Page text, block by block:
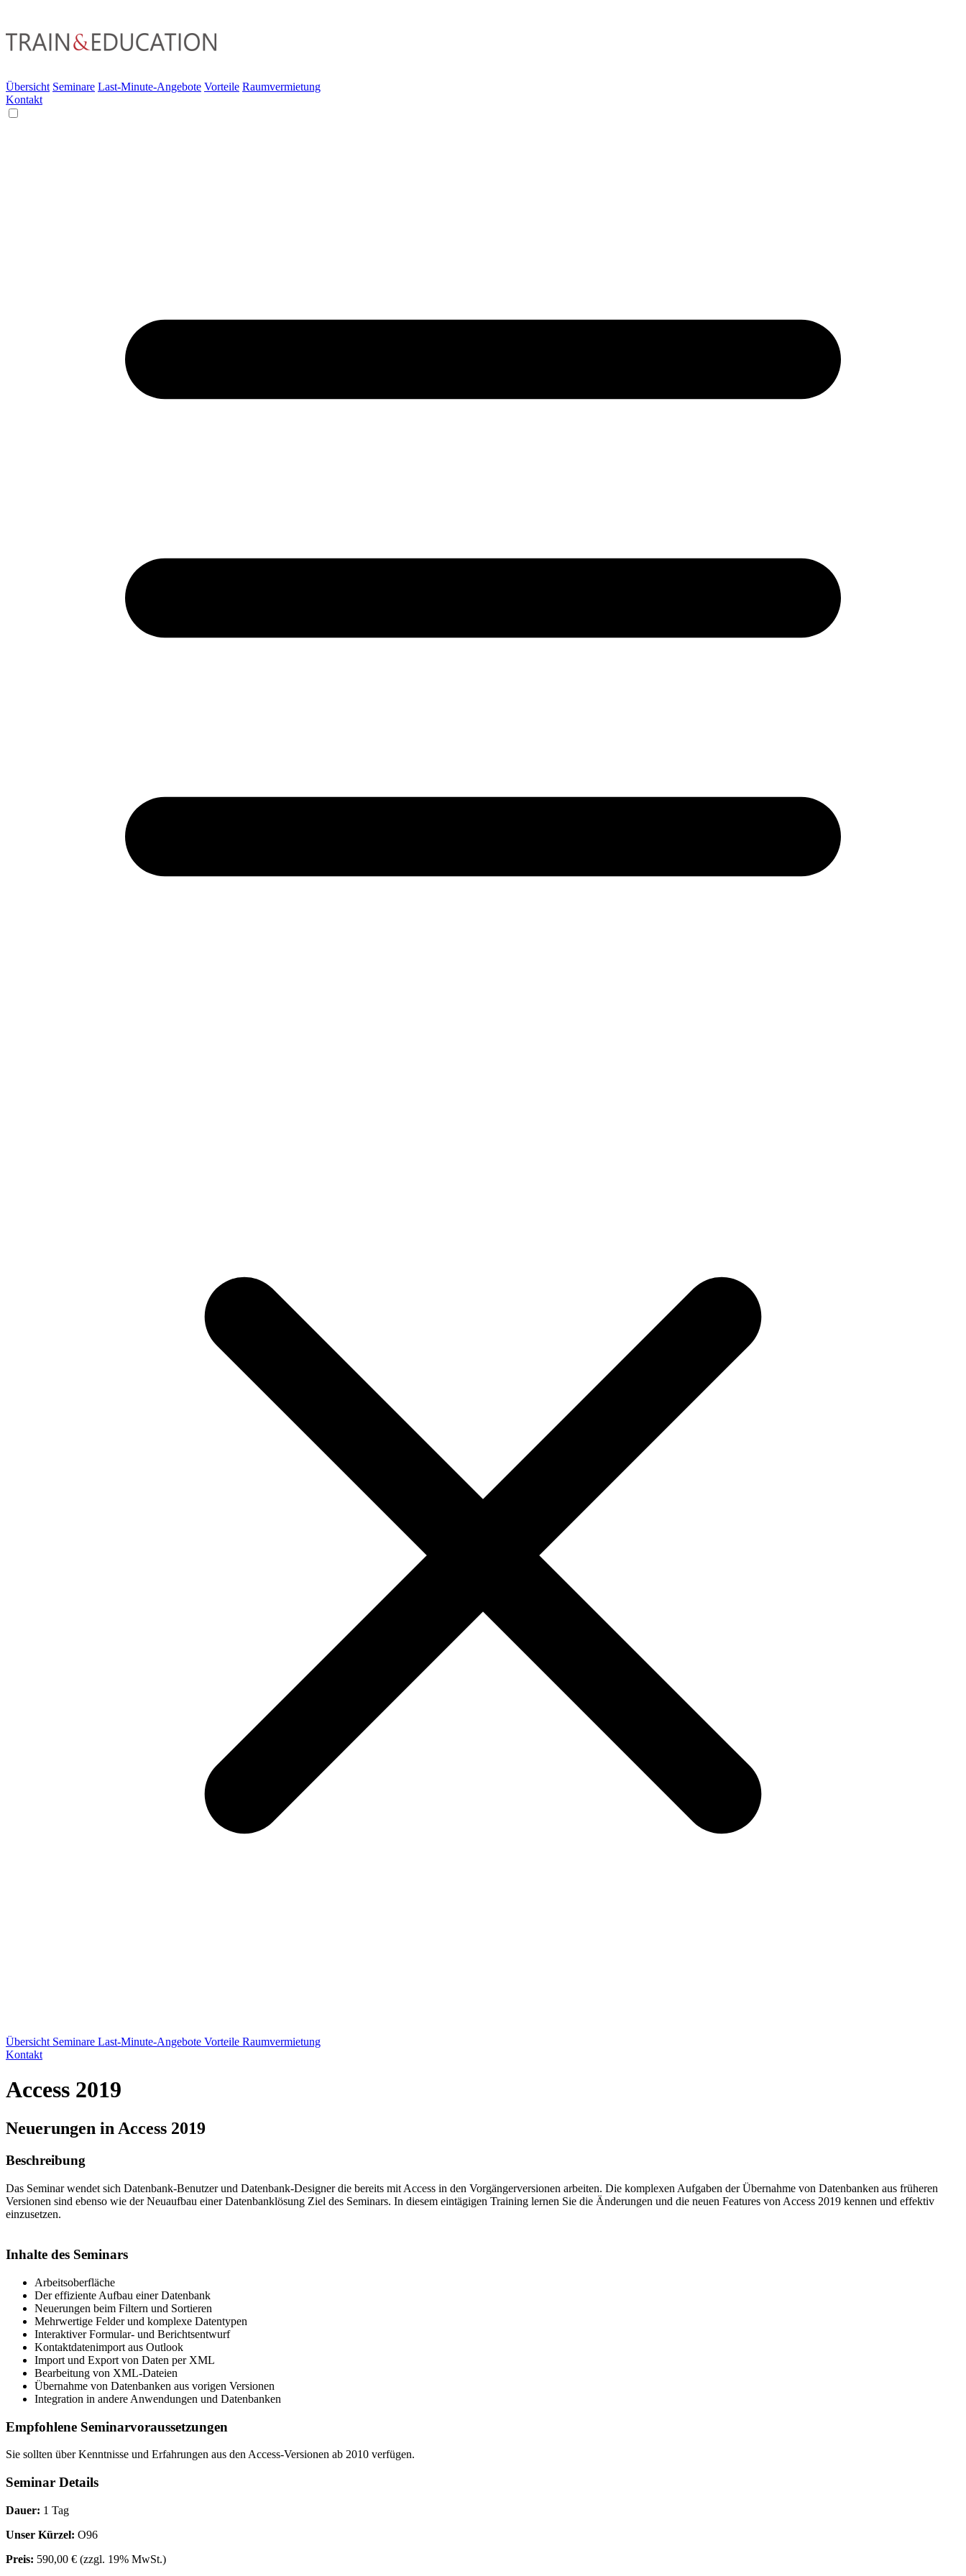
Übersicht Seminare Last-Minute-Angebote Vorteile Raumvermietung
Kontakt
Übersicht Seminare Last-Minute-Angebote Vorteile Raumvermietung
Kontakt
Access 2019
Neuerungen in Access 2019
Beschreibung
Das Seminar wendet sich Datenbank-Benutzer und Datenbank-Designer die bereits mit Access in den Vorgängerversionen arbeiten. Die komplexen Aufgaben der Übernahme von Datenbanken aus früheren
Versionen sind ebenso wie der Neuaufbau einer Datenbanklösung Ziel des Seminars. In diesem eintägigen Training lernen Sie die Änderungen und die neuen Features von Access 2019 kennen und effektiv
einzusetzen.
Inhalte des Seminars
Arbeitsoberfläche
Der effiziente Aufbau einer Datenbank
Neuerungen beim Filtern und Sortieren
Mehrwertige Felder und komplexe Datentypen
Interaktiver Formular- und Berichtsentwurf
Kontaktdatenimport aus Outlook
Import und Export von Daten per XML
Bearbeitung von XML-Dateien
Übernahme von Datenbanken aus vorigen Versionen
Integration in andere Anwendungen und Datenbanken
Empfohlene Seminarvoraussetzungen
Sie sollten über Kenntnisse und Erfahrungen aus den Access-Versionen ab 2010 verfügen.
Seminar Details
Dauer: 1 Tag
Unser Kürzel: O96
Preis: 590,00 € (zzgl. 19% MwSt.)